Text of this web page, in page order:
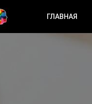
ГЛАВНАЯ